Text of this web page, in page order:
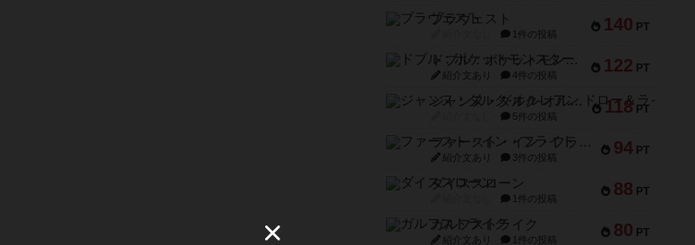
140 PT
ブラヴェスト
1件の投稿
122 PT
ドブル：ポケットモンスター
紹介文あり 4件の投稿
118 PT
ジャンヌ・ダルク-オルレアン ドロー＆ライト
5件の投稿
94 PT
ファースト・イン・フライト
紹介文あり 3件の投稿
88 PT
ダイススローン
1件の投稿
80 PT
ガルフストライク
紹介文あり 1件の投稿